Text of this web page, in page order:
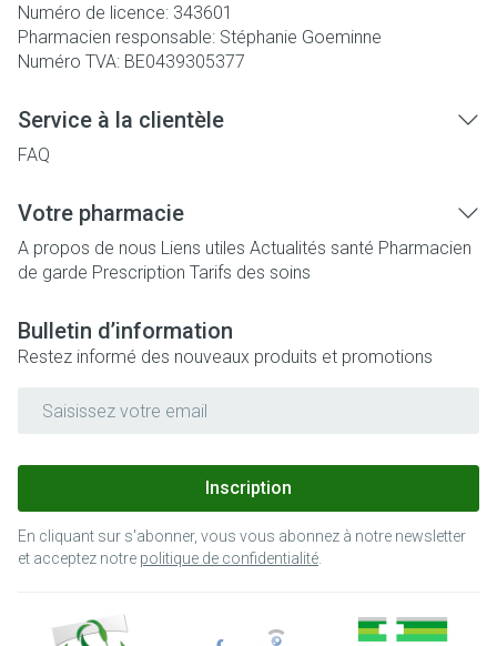
Numéro de licence: 343601
Pharmacien responsable: Stéphanie Goeminne
Numéro TVA: BE0439305377
Service à la clientèle
FAQ
Votre pharmacie
A propos de nous Liens utiles Actualités santé Pharmacien
de garde Prescription Tarifs des soins
Bulletin d’information
Restez informé des nouveaux produits et promotions
Inscription
En cliquant sur s'abonner, vous vous abonnez à notre newsletter
et acceptez notre politique de confidentialité